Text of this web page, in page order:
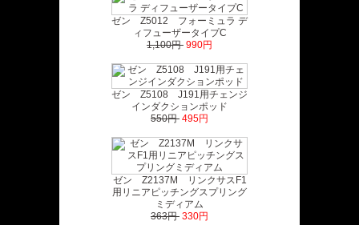
ゼン Z5012 フォーミュラ デ
ィフューザータイプC
1,100円 990円
ゼン Z5108 J191用チェンジ
インダクションポッド
550円 495円
ゼン Z2137M リンクサスF1
用リニアピッチングスプリング
ミディアム
363円 330円